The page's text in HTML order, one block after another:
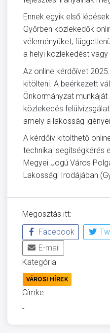
Ennek egyik első
Győrben közlekedők
véleményüket,
a helyi közlekedést
Az online kérdőívet
kitölteni. A beérkezett
Önkormányzat
közlekedés
amely a lakosság
A kérdőív kitölthető
technikai segítségkérés
Megyei Jogú Város
Lakossági Irodájában
Megosztás itt:
Facebook
E-mail
Kategória
VÁROSI HÍREK
Címke
-